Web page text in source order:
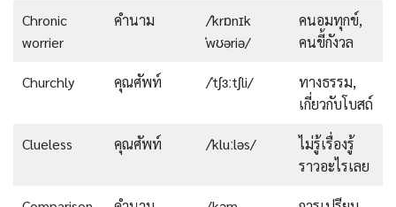
Chronic
worrier
คำนาม
/ˈkrɒnɪk
ˈwʊəriə/
คนอมทุกข์,
คนขี้กังวล
Churchly คุณศัพท์ /ˈtʃɜːtʃli/
ทางธรรม,
เกี่ยวกับโบสถ์
Clueless คุณศัพท์ /ˈkluːləs/
ไม่รู้เรื่องรู้
ราวอะไรเลย